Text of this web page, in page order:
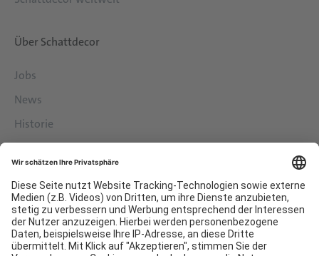
Über Schattdecor
Jobs
News
Historie
Services
Downloads
Kontakt